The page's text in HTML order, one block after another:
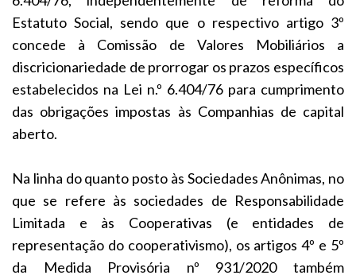
Estatuto Social, sendo que o respectivo artigo 3º
concede à Comissão de Valores Mobiliários a
discricionariedade de prorrogar os prazos específicos
estabelecidos na Lei n.º 6.404/76 para cumprimento
das obrigações impostas às Companhias de capital
aberto.
Na linha do quanto posto às Sociedades Anônimas, no
que se refere às sociedades de Responsabilidade
Limitada e às Cooperativas (e entidades de
representação do cooperativismo), os artigos 4º e 5º
da Medida Provisória nº 931/2020 também